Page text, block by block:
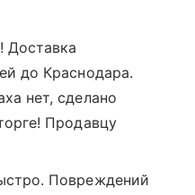
Доставка
до Краснодара.
нет, сделано
Продавцу
Повреждений